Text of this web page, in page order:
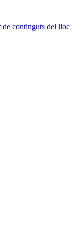
de continguts del lloc